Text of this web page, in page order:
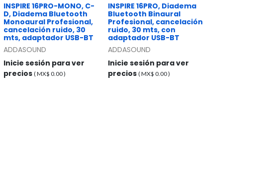
INSPIRE 16PRO-MONO, C-
D, Diadema Bluetooth
Monoaural Profesional,
cancelación ruido, 30
mts, adaptador USB-BT
ADDASOUND
Inicie sesión para ver
precios ( MX$ 0.00)
INSPIRE 16PRO, Diadema
Bluetooth Binaural
Profesional, cancelación
ruido, 30 mts, con
adaptador USB-BT
ADDASOUND
Inicie sesión para ver
precios ( MX$ 0.00)